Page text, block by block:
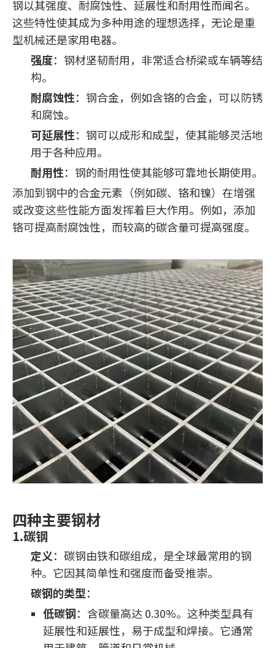
钢以其强度、耐腐蚀性、延展性和耐用性而闻名。
这些特性使其成为多种用途的理想选择，无论是重
型机械还是家用电器。
强度：钢材坚韧耐用，非常适合桥梁或车辆等结
构。
耐腐蚀性：钢合金，例如含铬的合金，可以防锈
和腐蚀。
可延展性：钢可以成形和成型，使其能够灵活地
用于各种应用。
耐用性：钢的耐用性使其能够可靠地长期使用。
添加到钢中的合金元素（例如碳、铬和镍）在增强
或改变这些性能方面发挥着巨大作用。例如，添加
铬可提高耐腐蚀性，而较高的碳含量可提高强度。
四种主要钢材
1.碳钢
定义：碳钢由铁和碳组成，是全球最常用的钢
种。它因其简单性和强度而备受推崇。
碳钢的类型：
低碳钢：含碳量高达 0.30%。这种类型具有
延展性和延展性，易于成型和焊接。它通常